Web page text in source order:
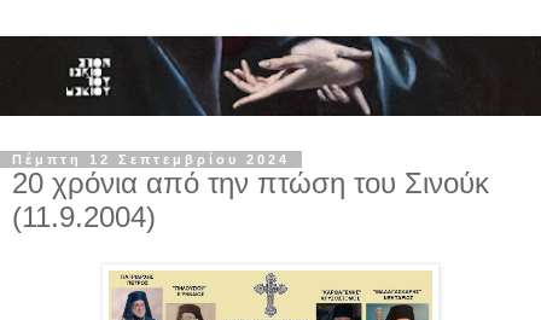
Πέμπτη 12 Σεπτεμβρίου 2024
20 χρόνια από την πτώση του Σινούκ
(11.9.2004)